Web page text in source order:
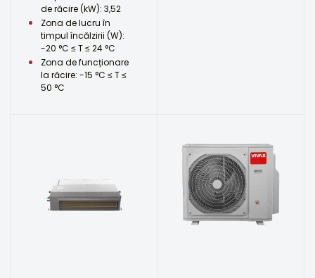
de răcire (kW): 3,52
Zona de lucru în
timpul încălzirii (W):
-20 °C ≤ T ≤ 24 °C
Zona de funcționare
la răcire: -15 °C ≤ T ≤
50 °C